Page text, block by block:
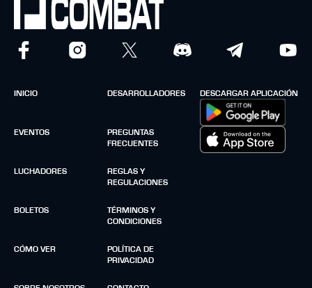
INICIO
EVENTOS
LUCHADORES
BOLETOS
CÓMO VER
DESARROLLADORES
PREGUNTAS
FRECUENTES
REGLAS Y
REGULACIONES
TÉRMINOS Y
CONDICIONES
POLÍTICA DE
PRIVACIDAD
DESCARGAR APLICACIÓN